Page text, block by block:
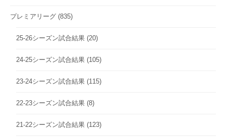
プレミアリーグ (835)
25-26シーズン試合結果 (20)
24-25シーズン試合結果 (105)
23-24シーズン試合結果 (115)
22-23シーズン試合結果 (8)
21-22シーズン試合結果 (123)